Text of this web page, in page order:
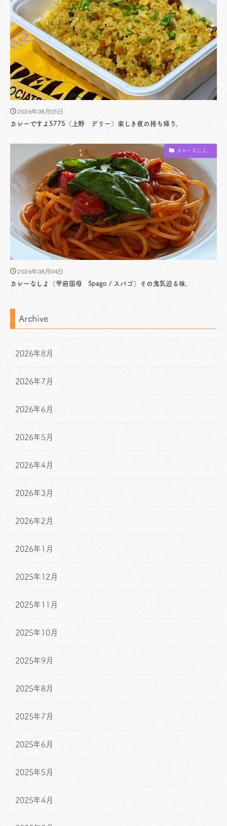
2026年08月05日
カレーですよ5775（上野 デリー）楽しき夜の持ち帰り。
カレーなしよ。
2026年08月04日
カレーなしよ（甲府国母 Spago / スパゴ）その鬼気迫る味。
Archive
2026年8月
2026年7月
2026年6月
2026年5月
2026年4月
2026年3月
2026年2月
2026年1月
2025年12月
2025年11月
2025年10月
2025年9月
2025年8月
2025年7月
2025年6月
2025年5月
2025年4月